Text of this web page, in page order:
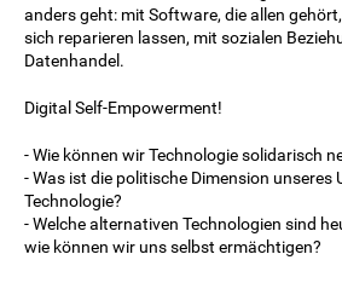
anders geht: mit Software, die allen
sich reparieren lassen, mit sozialen
Datenhandel.
Digital Self-Empowerment!
- Wie können wir Technologie solidarisch
- Was ist die politische Dimension unseres
Technologie?
- Welche alternativen Technologien sind
wie können wir uns selbst ermächtigen?